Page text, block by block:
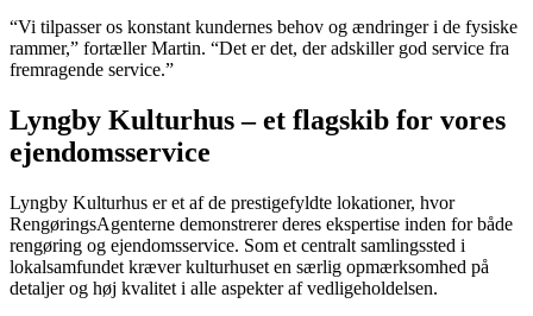
“Vi tilpasser os konstant kundernes behov og ændringer i de fysiske
rammer,” fortæller Martin. “Det er det, der adskiller god service fra
fremragende service.”
Lyngby Kulturhus – et flagskib for vores
ejendomsservice
Lyngby Kulturhus er et af de prestigefyldte lokationer, hvor
RengøringsAgenterne demonstrerer deres ekspertise inden for både
rengøring og ejendomsservice. Som et centralt samlingssted i
lokalsamfundet kræver kulturhuset en særlig opmærksomhed på
detaljer og høj kvalitet i alle aspekter af vedligeholdelsen.